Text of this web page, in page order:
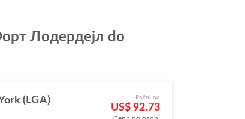
Лодердејл do
(LGA) Počni od
US$ 92.73